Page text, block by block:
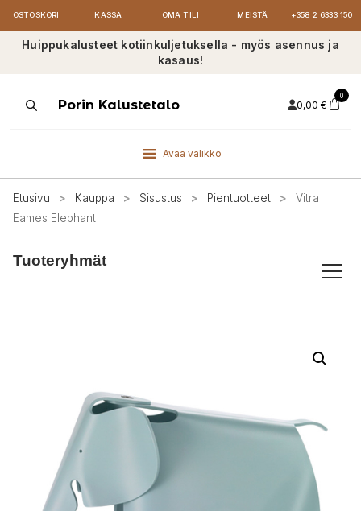
OSTOSKORI KASSA OMA TILI MEISTÄ +358 2 6333 150
Huippukalusteet kotiinkuljetuksella - myös asennus ja
kasaus!
ProductsPorin Kalustetalo 0,00 €
0
Avaa valikko
Etusivu > Kauppa > Sisustus > Pientuotteet >
Vitra
Eames Elephant
Tuoteryhmät